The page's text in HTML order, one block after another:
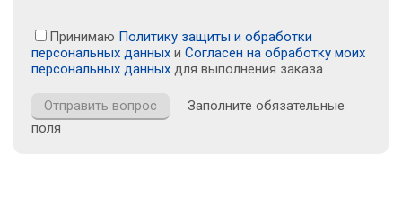
Принимаю Политику защиты и обработки
персональных данных и Согласен на обработку моих
персональных данных для выполнения заказа.
Заполните обязательные
поля